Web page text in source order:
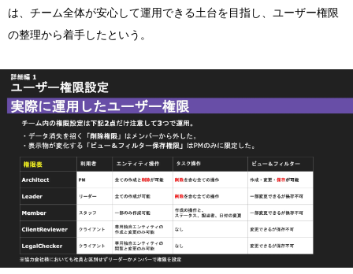
は、チーム全体が安心して運用できる土台を目指し、ユーザー権限
の整理から着手したという。